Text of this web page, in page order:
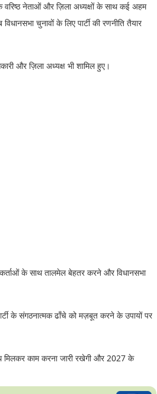
नेताओं और ज़िला अध्यक्षों के साथ कई अहम
चुनावों के लिए पार्टी की रणनीति तैयार
और ज़िला अध्यक्ष भी शामिल हुए।
के साथ तालमेल बेहतर करने और विधानसभा
के संगठनात्मक ढाँचे को मज़बूत करने के उपायों पर
मिलकर काम करना जारी रखेगी और 2027 के